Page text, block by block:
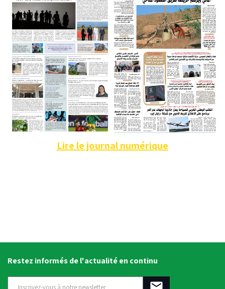
Lire le journal numérique
Restez informés de l'actualité en continu